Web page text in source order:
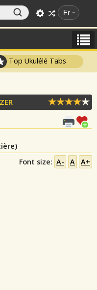
Fr
Top Ukulélé Tabs
Font size: A- A A+